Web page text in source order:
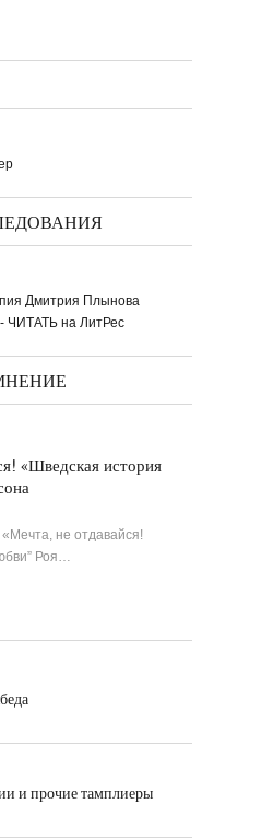
Дмитрия Плынова
ЧИТАТЬ на ЛитРес
«Шведская история
не отдавайся!
Роя…
и прочие тамплиеры